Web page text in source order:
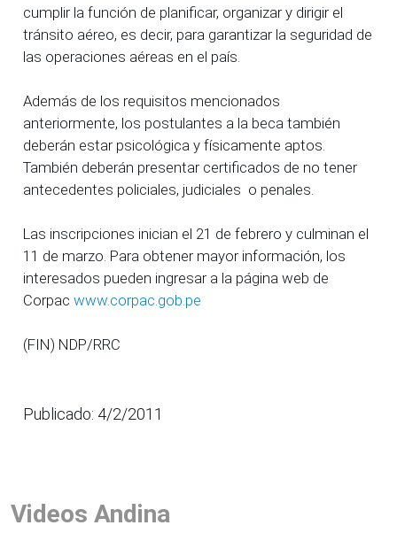
cumplir la función de planificar, organizar y dirigir el
tránsito aéreo, es decir, para garantizar la seguridad de
las operaciones aéreas en el país.
Además de los requisitos mencionados
anteriormente, los postulantes a la beca también
deberán estar psicológica y físicamente aptos.
También deberán presentar certificados de no tener
antecedentes policiales, judiciales o penales.
Las inscripciones inician el 21 de febrero y culminan el
11 de marzo. Para obtener mayor información, los
interesados pueden ingresar a la página web de
Corpac www.corpac.gob.pe
(FIN) NDP/RRC
Publicado: 4/2/2011
Videos Andina